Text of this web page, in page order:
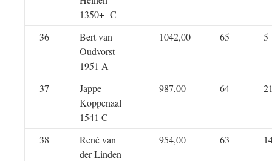
1350+- C
36
Bert van
Oudvorst
1951 A
1042,00 65 5
37
Jappe
Koppenaal
1541 C
987,00 64
38
René van
der Linden
954,00 63